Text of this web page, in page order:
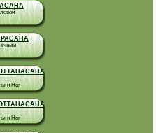
и Ног
и Ног